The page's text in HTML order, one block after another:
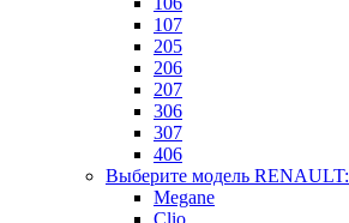
107
205
206
207
306
307
406
Выберите модель RENAULT:
Megane
Clio